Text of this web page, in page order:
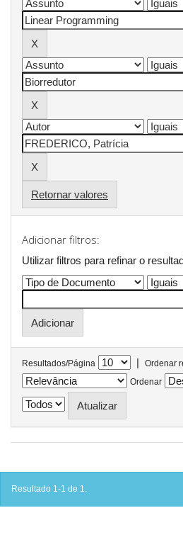
Retornar valores
Adicionar filtros:
Utilizar filtros para refinar o
Resultados/Página |
Ordenar
Ordenar
Resultado 1-1 de 1.